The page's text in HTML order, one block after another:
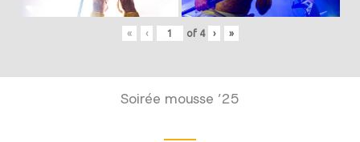
« ‹ of 4 › »
Soirée mousse ’25